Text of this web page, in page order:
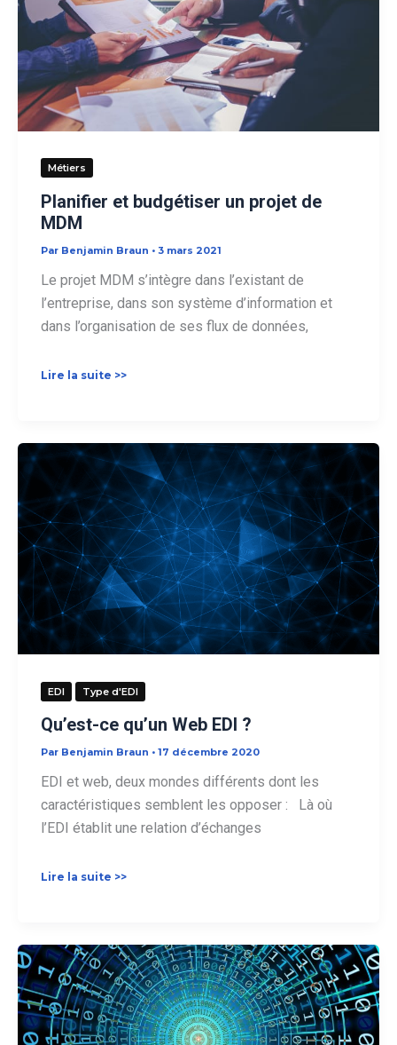
norme
EN16931
Métiers
Planifier et budgétiser un projet de
MDM
Par Benjamin Braun • 3 mars 2021
Le projet MDM s’intègre dans l’existant de
l’entreprise, dans son système d’information et
dans l’organisation de ses flux de données,
Planifier
projet
Lire la suite >>
EDI Type d'EDI
Qu’est-ce qu’un Web EDI ?
Par Benjamin Braun • 17 décembre 2020
EDI et web, deux mondes différents dont les
caractéristiques semblent les opposer : Là où
l’EDI établit une relation d’échanges
Qu’est-
EDI
?
Lire la suite >>